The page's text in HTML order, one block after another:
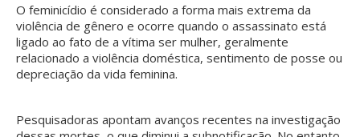
O feminicídio é considerado a forma mais extrema da
violência de gênero e ocorre quando o assassinato está
ligado ao fato de a vítima ser mulher, geralmente
relacionado a violência doméstica, sentimento de posse ou
depreciação da vida feminina.
Pesquisadoras apontam avanços recentes na investigação